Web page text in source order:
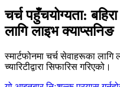
चर्च पहुँचयोग्यता:
लागि लाइभ क्याप्सनिङ
स्मार्टफोनमा चर्च सेवाहरूका
च्यारिटीद्वारा सिफारिस गरिएको।